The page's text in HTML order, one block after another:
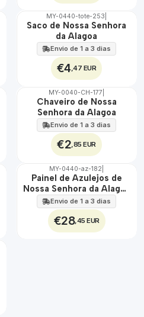
🇵🇹
MY-0440-tote-253
Saco de Nossa Senhora
da Alagoa
Envio de 1 a 3 dias
€4 ,47 EUR
🇵🇹
100%
MY-0040-CH-177
Chaveiro de Nossa
Senhora da Alagoa
Envio de 1 a 3 dias
€2 ,85 EUR
🇵🇹
100%
EXT.
MY-0440-az-182
Painel de Azulejos de
Nossa Senhora da Alagoa
30 cm x 45 cm
Envio de 1 a 3 dias
€28,45 EUR